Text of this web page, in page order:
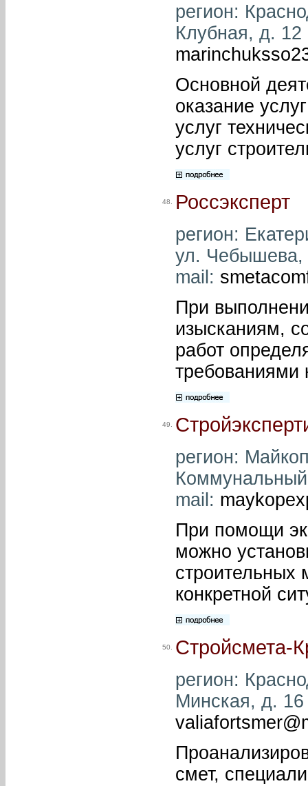
регион:
Клубная, д.
Основной
оказание
услуг
услуг
48. Россэксперт
регион:
ул. Чебышева,
mail:
При
изысканиям,
работ
требованиями
49.
регион:
mail:
При помощи
можно
строительных
конкретной
50. Стройсмета-
регион:
Минская, д.
смет,